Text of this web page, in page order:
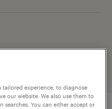
experience, to diagnose
our website. We also use them to
You can either accept or